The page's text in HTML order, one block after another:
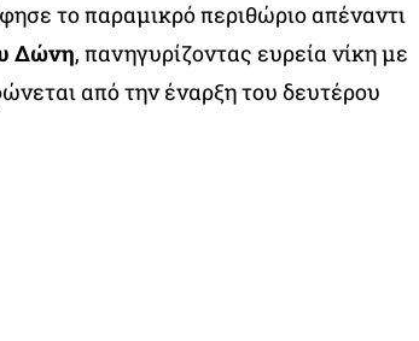
το παραμικρό περιθώριο απέναντι
Δώνη, πανηγυρίζοντας ευρεία νίκη με
από την έναρξη του δευτέρου